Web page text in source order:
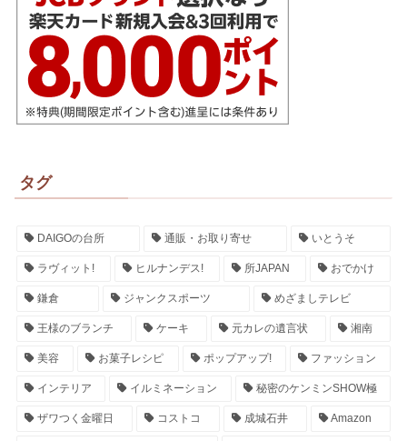
タグ
DAIGOの台所 通販・お取り寄せ いとうそ
ラヴィット! ヒルナンデス! 所JAPAN おでかけ
鎌倉 ジャンクスポーツ めざましテレビ
王様のブランチ ケーキ 元カレの遺言状 湘南
美容 お菓子レシピ ポップアップ! ファッション
インテリア イルミネーション 秘密のケンミンSHOW極
ザワつく金曜日 コストコ 成城石井 Amazon